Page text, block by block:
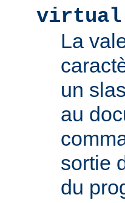
virtual
La
un
au
sortie
du